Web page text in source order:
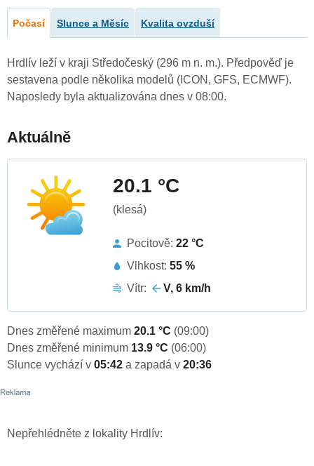
Počasí Slunce a Měsíc Kvalita ovzduší
Hrdlív leží v kraji Středočeský (296 m n. m.). Předpověď je
sestavena podle několika modelů (ICON, GFS, ECMWF).
Naposledy byla aktualizována dnes v 08:00.
Aktuálně
20.1 °C
(klesá)
Pocitově: 22 °C
Vlhkost: 55 %
Vítr:
V, 6 km/h
Dnes změřené maximum 20.1 °C (09:00)
Dnes změřené minimum 13.9 °C (06:00)
Slunce vychází v 05:42 a zapadá v 20:36
Nepřehlédněte z lokality Hrdlív: